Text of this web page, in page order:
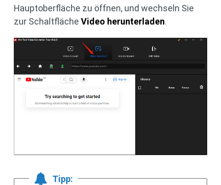
Hauptoberfläche zu öffnen, und wechseln Sie
zur Schaltfläche Video herunterladen.
Tipp: